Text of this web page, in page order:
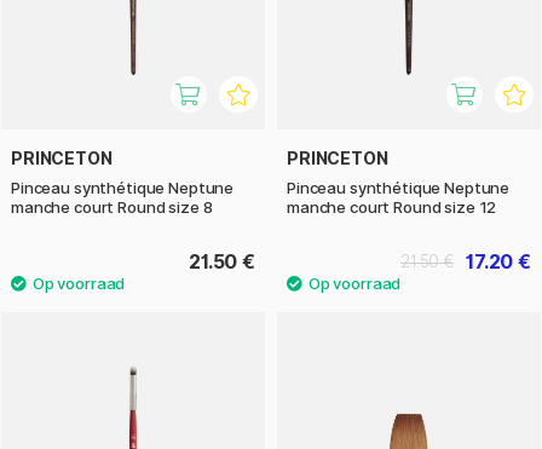
PRINCETON
Pinceau synthétique Neptune
manche court Round size 8
21.50 €
PRINCETON
Pinceau synthétique Neptune
manche court Round size 12
17.20 €
21.50 €